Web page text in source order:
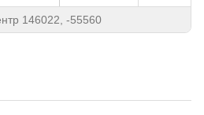
146022, -55560